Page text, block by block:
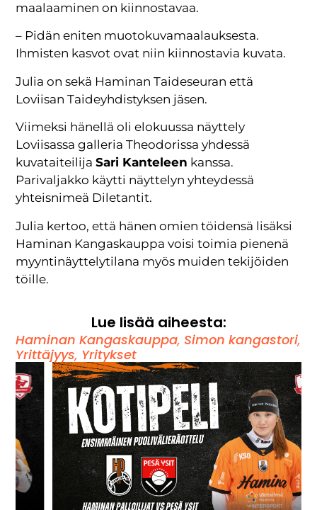
maalaaminen on kiinnostavaa.
– Pidän eniten muotokuvamaalauksesta.
Ihmisten kasvot ovat niin kiinnostavia kuvata.
Julia on sekä Haminan Taideseuran että
Loviisan Taideyhdistyksen jäsen.
Viimeksi hänellä oli elokuussa näyttely
Loviisassa galleria Theodorissa yhdessä
kuvataiteilijaSari Kanteleen kanssa.
Parivaljakko käytti näyttelyn yhteydessä
yhteisnimeä Diletantit.
Julia kertoo, että hänen omien töidensä lisäksi
Haminan Kangaskauppa voisi toimia pienenä
myyntinäyttelytilana myös muiden tekijöiden
töille.
Lue lisää aiheesta:
Haminan Kangaskauppa, Simon kangastori,
Yrittäjyys, Yritykset